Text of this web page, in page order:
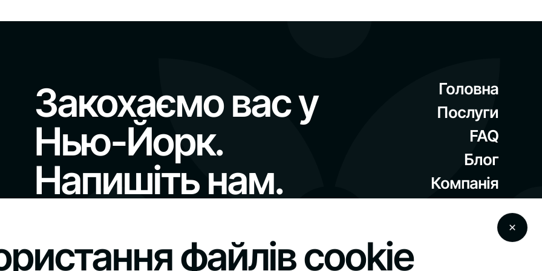
Закохаємо вас у
Нью-Йорк.
Напишіть нам.
Головна
Послуги
FAQ
Блог
Компанія
файлів cookie
сайті, щоб надати вам найбільш релевантний досвід, запам'ятовуючи ваші